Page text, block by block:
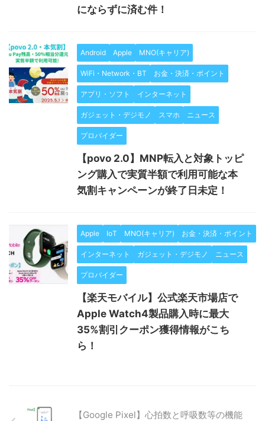
にならずに済む件！
Android Apple MNO(キャリア)
WiFi・Network・BT お金・決済・ポイント
アプリ・ソフト インターネット
ガジェット・デジモノ スマホ ニュース
プロバイダー
【povo 2.0】MNP転入と対象トッピ
ング購入で実質半額で利用可能な本
気割キャンペーンが終了日未定！
Apple IoT MNO(キャリア) お金・決済・ポイント
インターネット ガジェット・デジモノ ニュース
プロバイダー
【楽天モバイル】公式楽天市場店で
Apple Watch4製品購入時に最大
35%割引クーポン獲得情報がこち
ら！
【Google Pixel】心拍数と呼吸数等の機能